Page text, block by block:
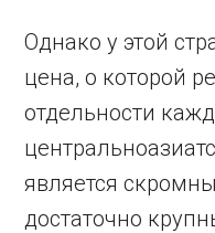
Однако у этой
цена, о которой
отдельности
является
достаточно